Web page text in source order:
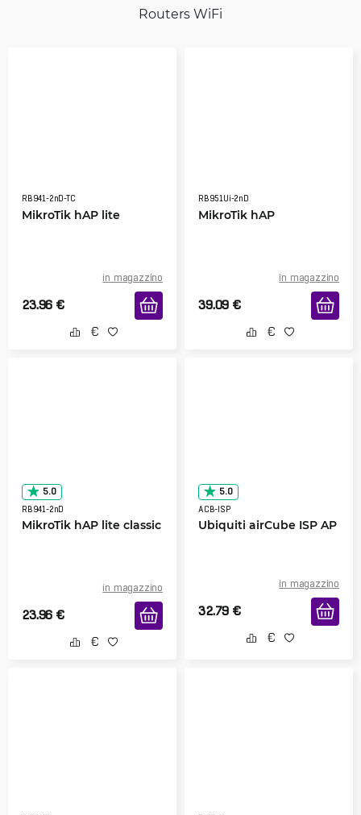
Routers WiFi
RB941-2nD-TC
MikroTik hAP lite
in magazzino
23.96 €
RB951Ui-2nD
MikroTik hAP
in magazzino
39.09 €
5.0
RB941-2nD
MikroTik hAP lite classic
in magazzino
23.96 €
5.0
ACB-ISP
Ubiquiti airCube ISP AP
in magazzino
32.79 €